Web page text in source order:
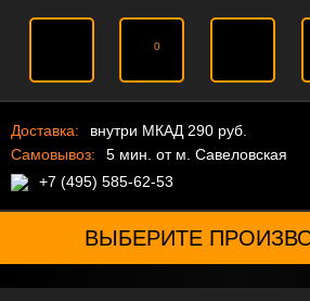
0
Доставка:
внутри МКАД 290 руб.
Самовывоз:
5 мин. от м. Савеловская
+7 (495) 585-62-53
ВЫБЕРИТЕ